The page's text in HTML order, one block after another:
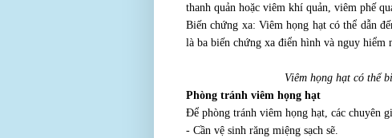
thanh quản hoặc viêm khí quản, viêm phế
Biến chứng xa: Viêm họng hạt có thể dẫn
là ba biến chứng xa điển hình và nguy hiểm
Viêm họng hạt có thể
Phòng tránh viêm họng hạt
Để phòng tránh viêm họng hạt, các chuyên
- Cần vệ sinh răng miệng sạch sẽ.